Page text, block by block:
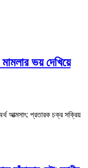
ভয় দেখিয়ে
আত্মসাৎ: প্রতারক চক্র সক্রিয়